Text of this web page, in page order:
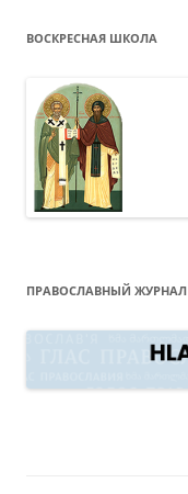
ВОСКРЕСНАЯ ШКОЛА
ПРАВОСЛАВНЫЙ ЖУРНАЛ